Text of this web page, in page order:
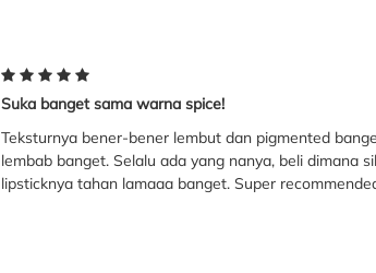
Suka banget sama warna spice!
Teksturnya bener-bener lembut dan pigmented
lembab banget. Selalu ada yang nanya, beli dimana
lipsticknya tahan lamaaa banget. Super